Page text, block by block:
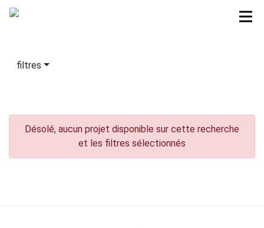
filtres
Désolé, aucun projet disponible sur cette recherche
et les filtres sélectionnés